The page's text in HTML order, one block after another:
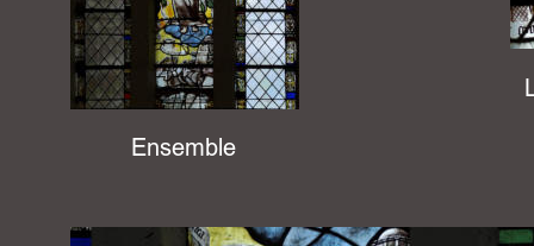
Ensemble